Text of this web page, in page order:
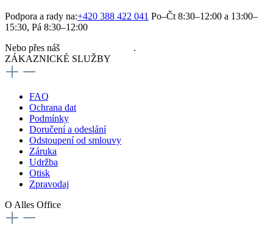
Podpora a rady na:+420 388 422 041 Po–Čt 8:30–12:00 a 13:00–
15:30, Pá 8:30–12:00
Nebo přes náš
.
ZÁKAZNICKÉ SLUŽBY
FAQ
Ochrana dat
Podmínky
Doručení a odeslání
Odstoupení od smlouvy
Záruka
Udržba
Otisk
Zpravodaj
O Alles Office